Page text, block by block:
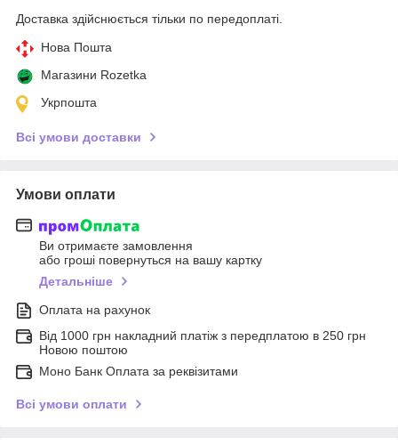
Доставка здійснюється тільки по передоплаті.
Нова Пошта
Магазини Rozetka
Укрпошта
Всі умови доставки
Умови оплати
Ви отримаєте замовлення
або гроші повернуться на вашу картку
Детальніше
Оплата на рахунок
Від 1000 грн накладний платіж з передплатою в 250 грн
Новою поштою
Моно Банк Оплата за реквізитами
Всі умови оплати